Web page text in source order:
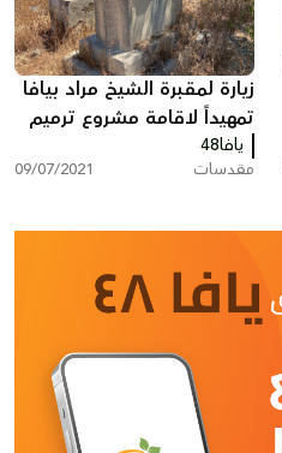
زيارة لمقبرة الشيخ مراد بيافا
تمهيداً لاقامة مشروع ترميم
فيها
يافا48
مقدسات 09/07/2021